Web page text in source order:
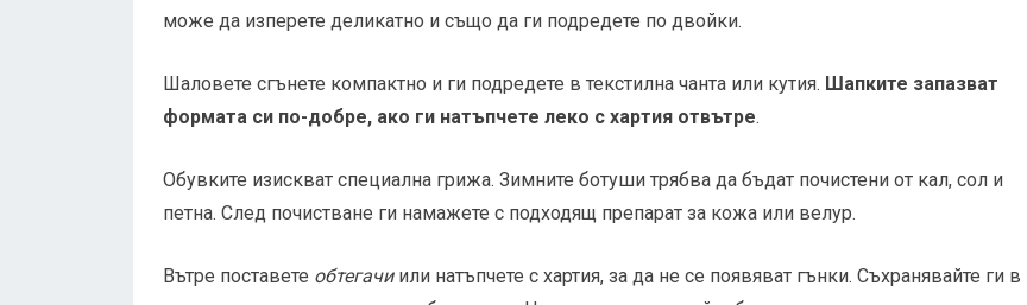
може да изперете деликатно и също да ги подредете по двойки.
Шаловете сгънете компактно и ги подредете в текстилна чанта или кутия. Шапките запазват
формата си по-добре, ако ги натъпчете леко с хартия отвътре.
Обувките изискват специална грижа. Зимните ботуши трябва да бъдат почистени от кал, сол и
петна. След почистване ги намажете с подходящ препарат за кожа или велур.
Вътре поставете обтегачиили натъпчете с хартия, за да не се появяват гънки. Съхранявайте ги в